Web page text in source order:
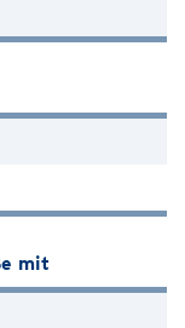
mit